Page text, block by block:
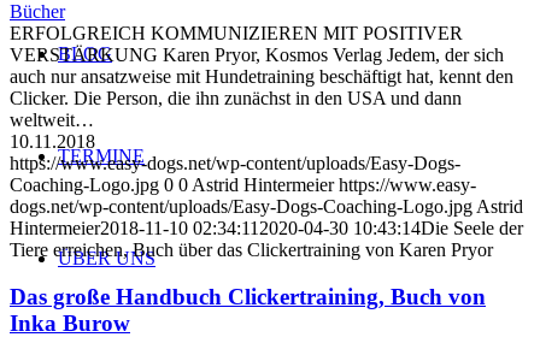
BLOG
TERMINE
ÜBER UNS
Bücher
ERFOLGREICH KOMMUNIZIEREN MIT POSITIVER
VERSTÄRKUNG Karen Pryor, Kosmos Verlag Jedem, der sich
auch nur ansatzweise mit Hundetraining beschäftigt hat, kennt den
Clicker. Die Person, die ihn zunächst in den USA und dann
weltweit…
10.11.2018
https://www.easy-dogs.net/wp-content/uploads/Easy-Dogs-
Coaching-Logo.jpg 0 0 Astrid Hintermeier https://www.easy-
dogs.net/wp-content/uploads/Easy-Dogs-Coaching-Logo.jpg Astrid
Hintermeier2018-11-10 02:34:11 2020-04-30 10:43:14Die Seele der
Tiere erreichen, Buch über das Clickertraining von Karen Pryor
Das große Handbuch Clickertraining, Buch von
Inka Burow